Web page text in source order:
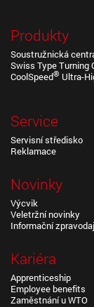
Produkty
Soustružnická
Swiss Type Turning
CoolSpeed® Ultra-
Service
Servisní středisko
Reklamace
Novinky
Výcvik
Veletržní novinky
Informační zpravodaj
Kariéra
Apprenticeship
Employee benefits
Zaměstnání u WTO